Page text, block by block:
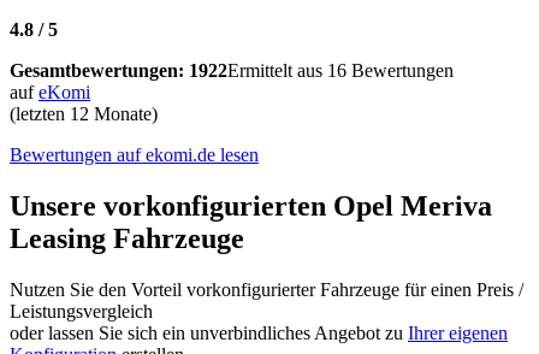
4.8 /5
Gesamtbewertungen: 1922Ermittelt aus 16 Bewertungen
aufeKomi
(letzten 12 Monate)
Bewertungen auf ekomi.de lesen
Unsere vorkonfigurierten Opel Meriva
Leasing Fahrzeuge
Nutzen Sie den Vorteil vorkonfigurierter Fahrzeuge für einen Preis /
Leistungsvergleich
oder lassen Sie sich ein unverbindliches Angebot zu Ihrer eigenen